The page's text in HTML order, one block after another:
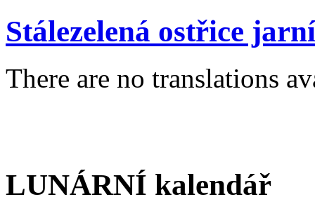
Stálezelená ostřice jarní
There are no translations
LUNÁRNÍ kalendář